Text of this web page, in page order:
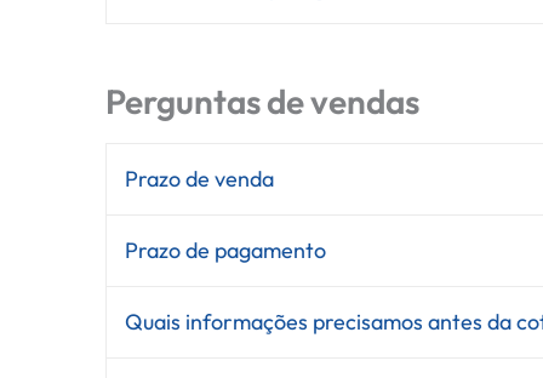
Perguntas de vendas
Prazo de venda
Prazo de pagamento
Quais informações precisamos antes da